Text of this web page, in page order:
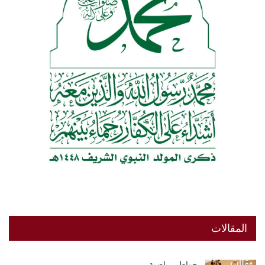
المقالات